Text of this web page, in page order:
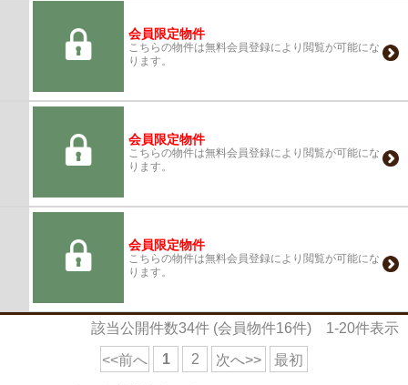
会員限定物件
こちらの物件は無料会員登録により閲覧が可能にな
ります。
会員限定物件
こちらの物件は無料会員登録により閲覧が可能にな
ります。
会員限定物件
こちらの物件は無料会員登録により閲覧が可能にな
ります。
該当公開件数34件 (会員物件16件) 1-20件表示
<<前へ 1 2 次へ>> 最初